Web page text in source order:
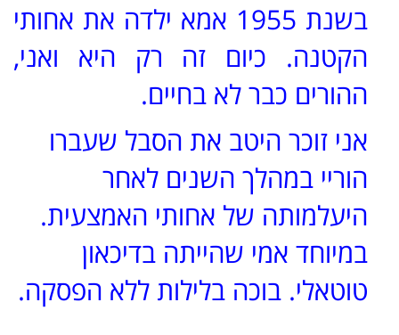
בשנת 1955 אמא ילדה את אחותי
הקטנה. כיום זה רק היא ואני,
ההורים כבר לא בחיים.
אני זוכר היטב את הסבל שעברו
הוריי במהלך השנים לאחר
היעלמותה של אחותי האמצעית.
במיוחד אמי שהייתה בדיכאון
טוטאלי. בוכה בלילות ללא הפסקה.